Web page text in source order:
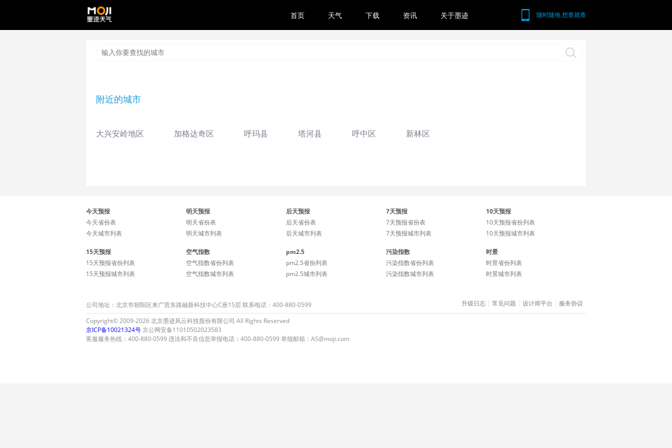
随时随地 想查就查
首页 天气 下载 资讯 关于墨迹
附近的城市
大兴安岭地区 加格达奇区 呼玛县 塔河县 呼中区 新林区
今天预报
今天省份表
今天城市列表
明天预报
明天省份表
明天城市列表
后天预报
后天省份表
后天城市列表
7天预报
7天预报省份表
7天预报城市列表
10天预报
10天预报省份列表
10天预报城市列表
15天预报
15天预报省份列表
15天预报城市列表
空气指数
空气指数省份列表
空气指数城市列表
pm2.5
pm2.5省份列表
pm2.5城市列表
污染指数
污染指数省份列表
污染指数城市列表
时景
时景省份列表
时景城市列表
公司地址：北京市朝阳区来广营东路融新科技中心C座15层 联系电话：400-880-0599 升级日志 常见问题 设计师平台 服务协议
Copyright© 2009-2026 北京墨迹风云科技股份有限公司 All Rights Reserved
京ICP备10021324号京公网安备11010502023583
客服服务热线：400-880-0599 违法和不良信息举报电话：400-880-0599 举报邮箱：AS@moji.com